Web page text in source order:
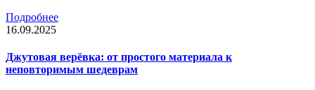
Подробнее
16.09.2025
Джутовая верёвка: от простого материала к
неповторимым шедеврам